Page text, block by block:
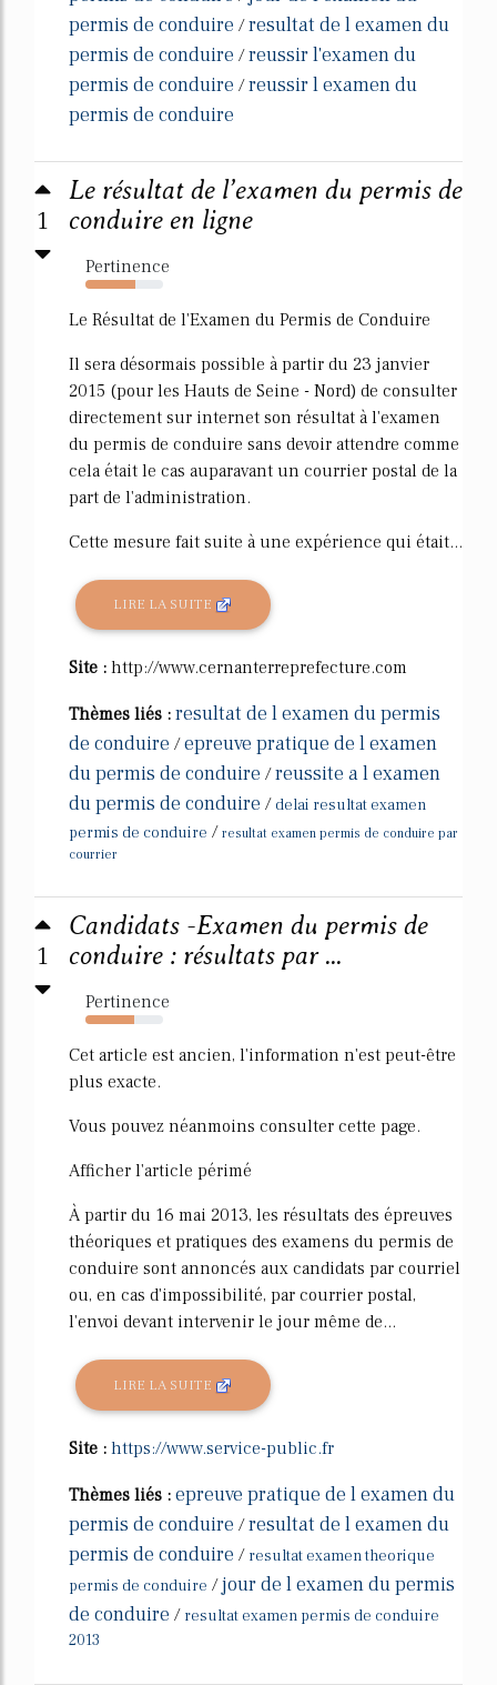
permis de conduire /resultat de l examen du
permis de conduire /reussir l'examen du
permis de conduire /reussir l examen du
permis de conduire
1
Le résultat de l’examen du permis de
conduire en ligne
Pertinence
64%
Le Résultat de l'Examen du Permis de Conduire
Il sera désormais possible à partir du 23 janvier
2015 (pour les Hauts de Seine - Nord) de consulter
directement sur internet son résultat à l'examen
du permis de conduire sans devoir attendre comme
cela était le cas auparavant un courrier postal de la
part de l'administration.
Cette mesure fait suite à une expérience qui était...
LIRE LA SUITE
Site : http://www.cernanterreprefecture.com
Thèmes liés : resultat de l examen du permis
de conduire /epreuve pratique de l examen
du permis de conduire /reussite a l examen
du permis de conduire / delai resultat examen
permis de conduire / resultat examen permis de conduire par
courrier
1
Candidats -Examen du permis de
conduire : résultats par ...
Pertinence
63%
Cet article est ancien, l'information n'est peut-être
plus exacte.
Vous pouvez néanmoins consulter cette page.
Afficher l'article périmé
À partir du 16 mai 2013, les résultats des épreuves
théoriques et pratiques des examens du permis de
conduire sont annoncés aux candidats par courriel
ou, en cas d'impossibilité, par courrier postal,
l'envoi devant intervenir le jour même de...
LIRE LA SUITE
Site : https://www.service-public.fr
Thèmes liés : epreuve pratique de l examen du
permis de conduire /resultat de l examen du
permis de conduire / resultat examen theorique
permis de conduire /jour de l examen du permis
de conduire / resultat examen permis de conduire
2013